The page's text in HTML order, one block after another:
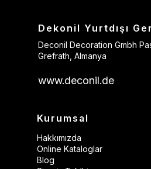
Dekonil Yurtdışı
Deconil Decoration Gmbh
Grefrath, Almanya
www.deconil.de
Kurumsal
Hakkımızda
Online Kataloglar
Blog